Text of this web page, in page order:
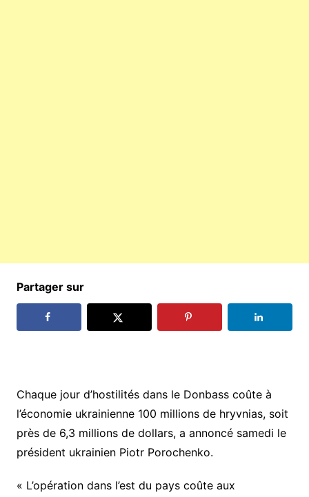
Partager sur
Chaque jour d’hostilités dans le Donbass coûte à
l’économie ukrainienne 100 millions de hryvnias, soit
près de 6,3 millions de dollars, a annoncé samedi le
président ukrainien Piotr Porochenko.
« L’opération dans l’est du pays coûte aux